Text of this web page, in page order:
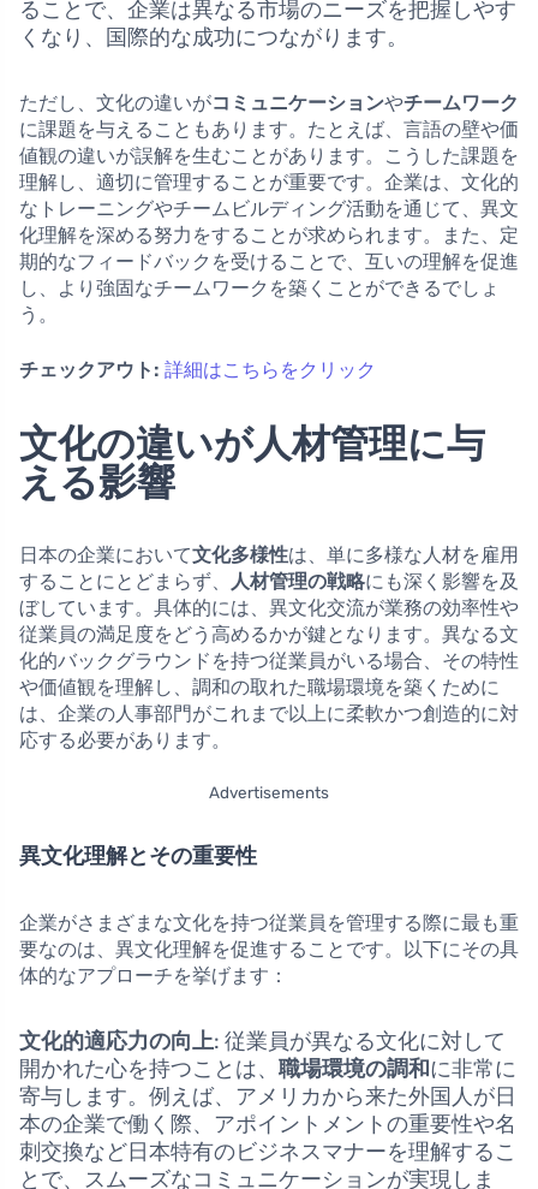
ることで、企業は異なる市場のニーズを把握しやす
くなり、国際的な成功につながります。
ただし、文化の違いがコミュニケーションやチームワーク
に課題を与えることもあります。たとえば、言語の壁や価
値観の違いが誤解を生むことがあります。こうした課題を
理解し、適切に管理することが重要です。企業は、文化的
なトレーニングやチームビルディング活動を通じて、異文
化理解を深める努力をすることが求められます。また、定
期的なフィードバックを受けることで、互いの理解を促進
し、より強固なチームワークを築くことができるでしょ
う。
チェックアウト: 詳細はこちらをクリック
文化の違いが人材管理に与
える影響
日本の企業において文化多様性は、単に多様な人材を雇用
することにとどまらず、
人材管理の戦略にも深く影響を及
ぼしています。具体的には、異文化交流が業務の効率性や
従業員の満足度をどう高めるかが鍵となります。異なる文
化的バックグラウンドを持つ従業員がいる場合、その特性
や価値観を理解し、調和の取れた職場環境を築くために
は、企業の人事部門がこれまで以上に柔軟かつ創造的に対
応する必要があります。
Advertisements
異文化理解とその重要性
企業がさまざまな文化を持つ従業員を管理する際に最も重
要なのは、異文化理解を促進することです。以下にその具
体的なアプローチを挙げます：
文化的適応力の向上: 従業員が異なる文化に対して
開かれた心を持つことは、 職場環境の調和に非常に
寄与します。例えば、アメリカから来た外国人が日
本の企業で働く際、アポイントメントの重要性や名
刺交換など日本特有のビジネスマナーを理解するこ
とで、スムーズなコミュニケーションが実現しま